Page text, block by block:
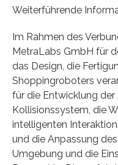
Weiterführende
Im Rahmen des
MetraLabs GmbH für
das Design, die
Shoppingroboters
für die Entwicklung
Kollisionssystem, die
intelligenten
und die Anpassung
Umgebung und die